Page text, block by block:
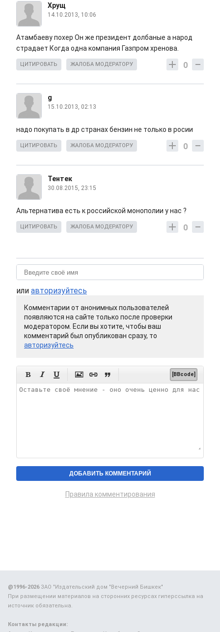
Хрущ
14.10.2013, 10:06
Атамбаеву похер Он же президент долбаные а народ
страдает Когда одна компания Газпром хренова.
0
ЦИТИРОВАТЬ ЖАЛОБА МОДЕРАТОРУ
g
15.10.2013, 02:13
надо покупать в др странах бензин не только в росии
0
ЦИТИРОВАТЬ ЖАЛОБА МОДЕРАТОРУ
Тентек
30.08.2015, 23:15
Альтернатива есть к российской монополии у нас ?
0
ЦИТИРОВАТЬ ЖАЛОБА МОДЕРАТОРУ
или авторизуйтесь
Комментарии от анонимных пользователей
появляются на сайте только после проверки
модератором. Если вы хотите, чтобы ваш
комментарий был опубликован сразу, то
авторизуйтесь
      [BBcode]
Правила комментирования
@1996-2026ЗАО "Издательский дом "Вечерний Бишкек"
При размещении материалов на сторонних ресурсах гиперссылка на
источник обязательна.
Контакты редакции: